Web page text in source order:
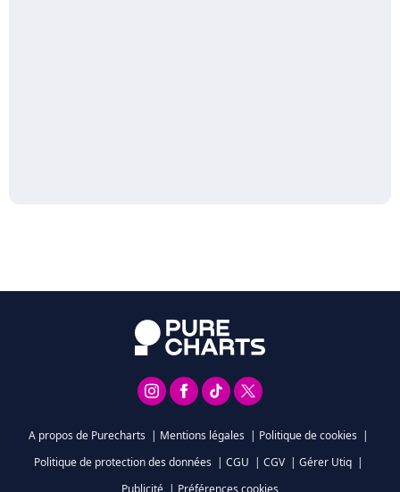
A propos de Purecharts | Mentions légales | Politique de cookies |
Politique de protection des données | CGU | CGV | Gérer Utiq |
Publicité | Préférences cookies